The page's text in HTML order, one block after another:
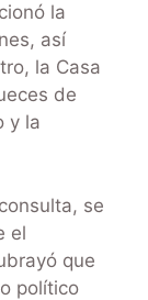
la
así
la Casa
de
y la
se
el
que
político